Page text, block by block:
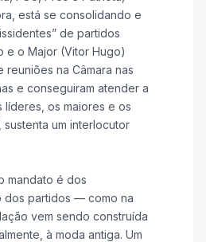
está se consolidando e
de partidos
e o Major (Vitor Hugo)
na Câmara nas
e conseguiram atender a
líderes, os maiores e os
sustenta um interlocutor
mandato é dos
dos partidos — como na
vem sendo construída
à moda antiga. Um